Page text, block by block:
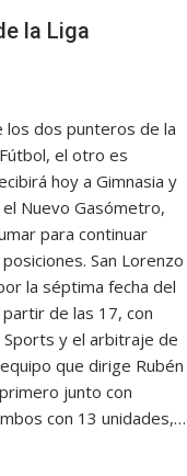
la Liga
los dos punteros de la
el otro es
hoy a Gimnasia y
Nuevo Gasómetro,
para continuar
San Lorenzo
la séptima fecha del
de las 17, con
y el arbitraje de
que dirige Rubén
junto con
con 13 unidades,…